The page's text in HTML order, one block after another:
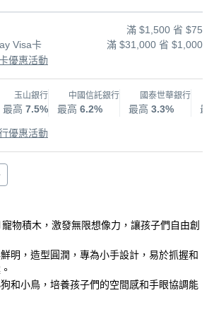
滿 $1,500 省 $75
Visa卡
滿 $31,000 省 $1,000
優惠活動
玉山銀行
最高 7.5%
中國信託銀行
最高 6.2%
國泰世華銀行
最高 3.3% 最
優惠活動
物積木，激發無限想像力，讓孩子們自由創
明，造型圓潤，專為小手設計，易於抓握和
和小鳥，培養孩子們的空間感和手眼協調能